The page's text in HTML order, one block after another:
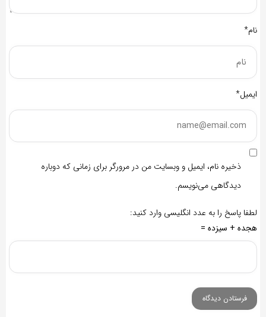
نام*
ایمیل*
ذخیره نام، ایمیل و وبسایت من در مرورگر برای زمانی که دوباره
دیدگاهی می‌نویسم.
لطفا پاسخ را به عدد انگلیسی وارد کنید:
هجده + سیزده =